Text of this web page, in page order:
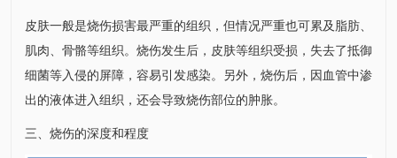
皮肤一般是烧伤损害最严重的组织，但情况严重也可累及脂肪、
肌肉、骨骼等组织。烧伤发生后，皮肤等组织受损，失去了抵御
细菌等入侵的屏障，容易引发感染。另外，烧伤后，因血管中渗
出的液体进入组织，还会导致烧伤部位的肿胀。
三、烧伤的深度和程度